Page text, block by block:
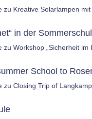
zu Kreative Solarlampen
in der
zu Workshop „Sicherheit
School to
zu Closing Trip of